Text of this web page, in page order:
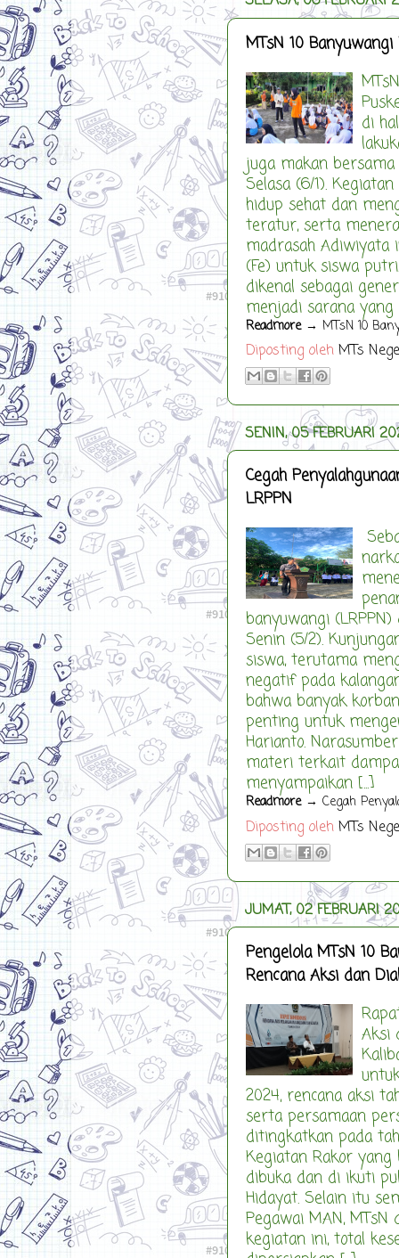
MTsN 10
di
juga makan
Selasa (6/1).
hidup sehat dan
teratur, serta
madrasah Adiwiyata
(Fe) untuk siswa
dikenal sebagai
menjadi sarana
Readmore→ MTsN 10
Diposting oleh MTs
SENIN, 05 FEBRUARI
Cegah
LRPPN
banyuwangi
Senin (5/2).
siswa, terutama
negatif pada
bahwa banyak
penting untuk
Harianto.
materi terkait
menyampaikan [...]
Readmore→ Cegah
Diposting oleh MTs
JUMAT, 02 FEBRUARI
Pengelola MTsN 10
Rencana Aksi dan
Aksi
2024, rencana aksi
serta persamaan
ditingkatkan pada
Kegiatan Rakor
dibuka dan di ikuti
Hidayat. Selain itu
Pegawai MAN,
kegiatan ini, total